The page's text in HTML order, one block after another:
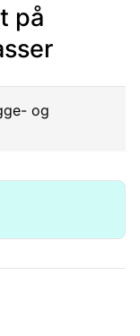
på
og